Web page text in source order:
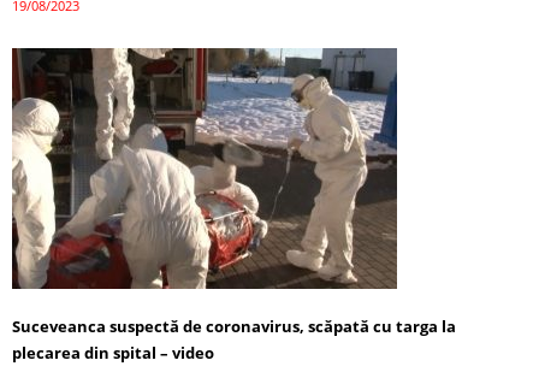
19/08/2023
Suceveanca suspectă de coronavirus, scăpată cu targa la
plecarea din spital – video